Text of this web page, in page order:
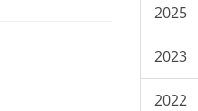
2025
2023
2022